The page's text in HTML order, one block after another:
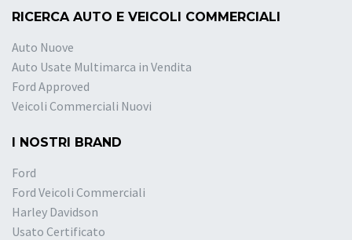
RICERCA AUTO E VEICOLI COMMERCIALI
Auto Nuove
Auto Usate Multimarca in Vendita
Ford Approved
Veicoli Commerciali Nuovi
I NOSTRI BRAND
Ford
Ford Veicoli Commerciali
Harley Davidson
Usato Certificato